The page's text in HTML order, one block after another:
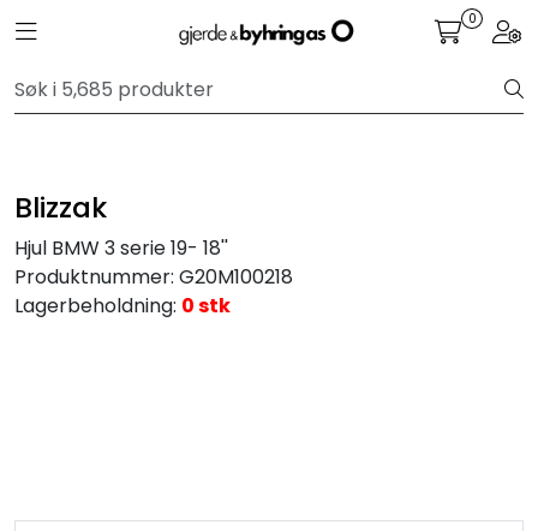
Toggle navigation 0
Blizzak
Hjul BMW 3 serie 19- 18''
Produktnummer: G20M100218
Lagerbeholdning: 0 stk
Personbil
Lastebil